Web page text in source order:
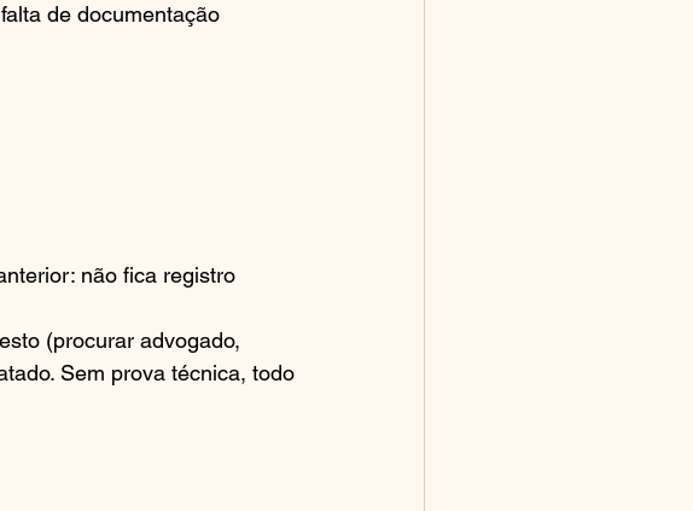
de documentação
não fica registro
(procurar advogado,
Sem prova técnica, todo